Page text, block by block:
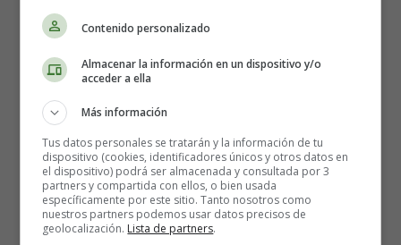
Eco de Bebé - Fotos gratis de
ecografías en 3D y 4D.
porque nazca (el 29 de noviembre mas o menos, se
supone). Esperamos que os guste tanto como a nosotros,
saludos.
Contenido personalizado
Almacenar la información en un dispositivo y/o
acceder a ella
Más información
Tus datos personales se tratarán y la información de tu
dispositivo (cookies, identificadores únicos y otros datos en
el dispositivo) podrá ser almacenada y consultada por 3
partners y compartida con ellos, o bien usada
específicamente por este sitio. Tanto nosotros como
nuestros partners podemos usar datos precisos de
geolocalización. Lista de partners.